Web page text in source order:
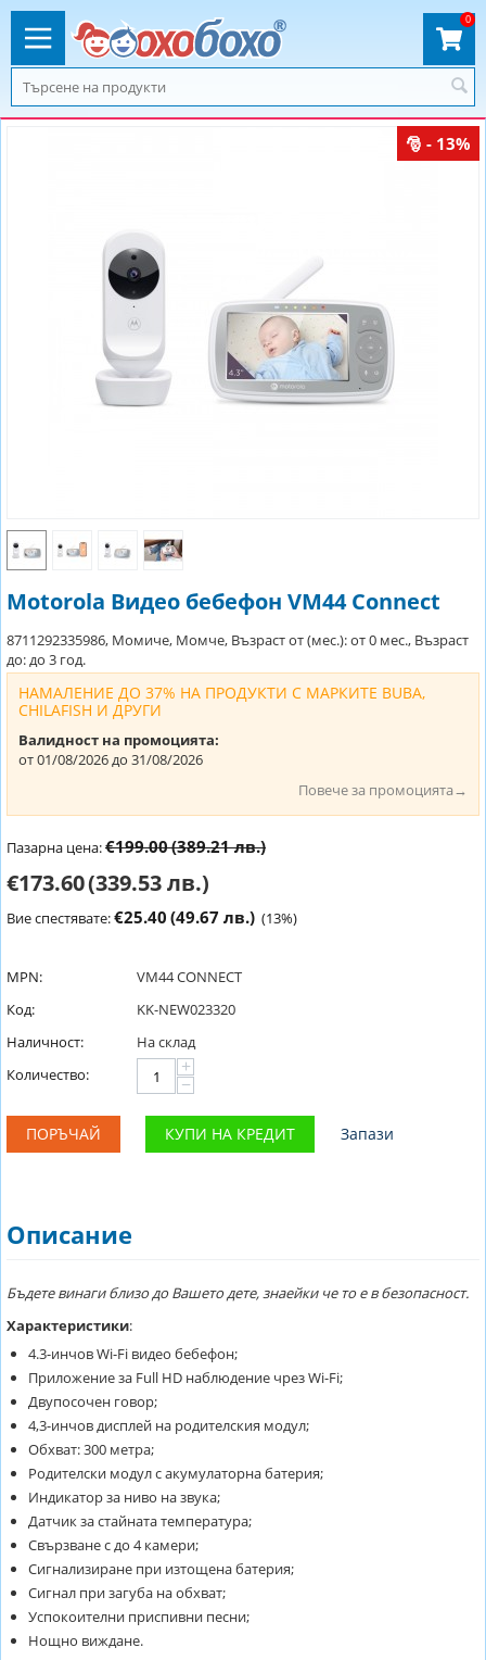
0
- 13%
Motorola Видео бебефон VM44 Connect
8711292335986, Момиче, Момче, Възраст от (мес.): от 0 мес., Възраст
до: до 3 год.
НАМАЛЕНИЕ ДО 37% НА ПРОДУКТИ С МАРКИТЕ BUBA,
CHILAFISH И ДРУГИ
Валидност на промоцията:
от 01/08/2026 до 31/08/2026
Повече за промоцията→
Пазарна цена:€199.00(389.21 лв.)
€173.60(339.53 лв.)
Вие спестявате:€25.40 (49.67 лв.) (13%)
MPN:
VM44 CONNECT
Код:
KK-NEW023320
Наличност:
На склад
Количество:
+
−
ПОРЪЧАЙ КУПИ НА КРЕДИТ Запази
Описание
Бъдете винаги близо до Вашето дете, знаейки че то е в безопасност.
Характеристики:
4.3-инчов Wi-Fi видео бебефон;
Приложение за Full HD наблюдение чрез Wi-Fi;
Двупосочен говор;
4,3-инчов дисплей на родителския модул;
Обхват: 300 метра;
Родителски модул с акумулаторна батерия;
Индикатор за ниво на звука;
Датчик за стайната температура;
Свързване с до 4 камери;
Сигнализиране при изтощена батерия;
Сигнал при загуба на обхват;
Успокоителни приспивни песни;
Нощно виждане.